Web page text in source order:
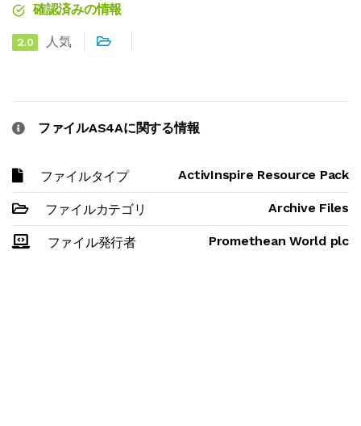
確認済みの情報
2.0 人気
ファイルAS4Aに関する情報
ファイルタイプ ActivInspire Resource Pack
ファイルカテゴリ Archive Files
ファイル発行者 Promethean World plc